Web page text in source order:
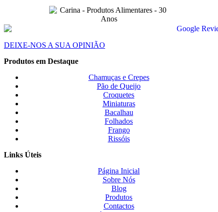
DEIXE-NOS A SUA OPINIÃO
Produtos em Destaque
Chamuças e Crepes
Pão de Queijo
Croquetes
Miniaturas
Bacalhau
Folhados
Frango
Rissóis
Links Úteis
Página Inicial
Sobre Nós
Blog
Produtos
Contactos